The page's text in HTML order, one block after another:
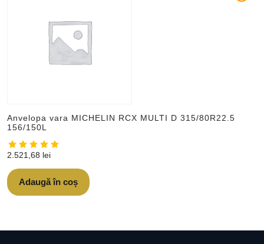
Anvelopa vara MICHELIN RCX MULTI D 315/80R22.5
156/150L
2.521,68 lei
Adaugă în coș